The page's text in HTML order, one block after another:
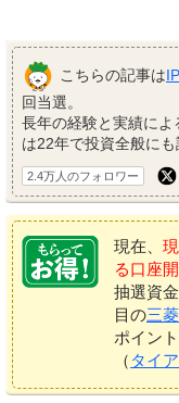
こちらの記事は
回当選。
長年の経験と実績によ
は22年で投資全般にも
2.4万人のフォロワー
現在、
る口座
抽選資
目の三
ポイン
（ タイ